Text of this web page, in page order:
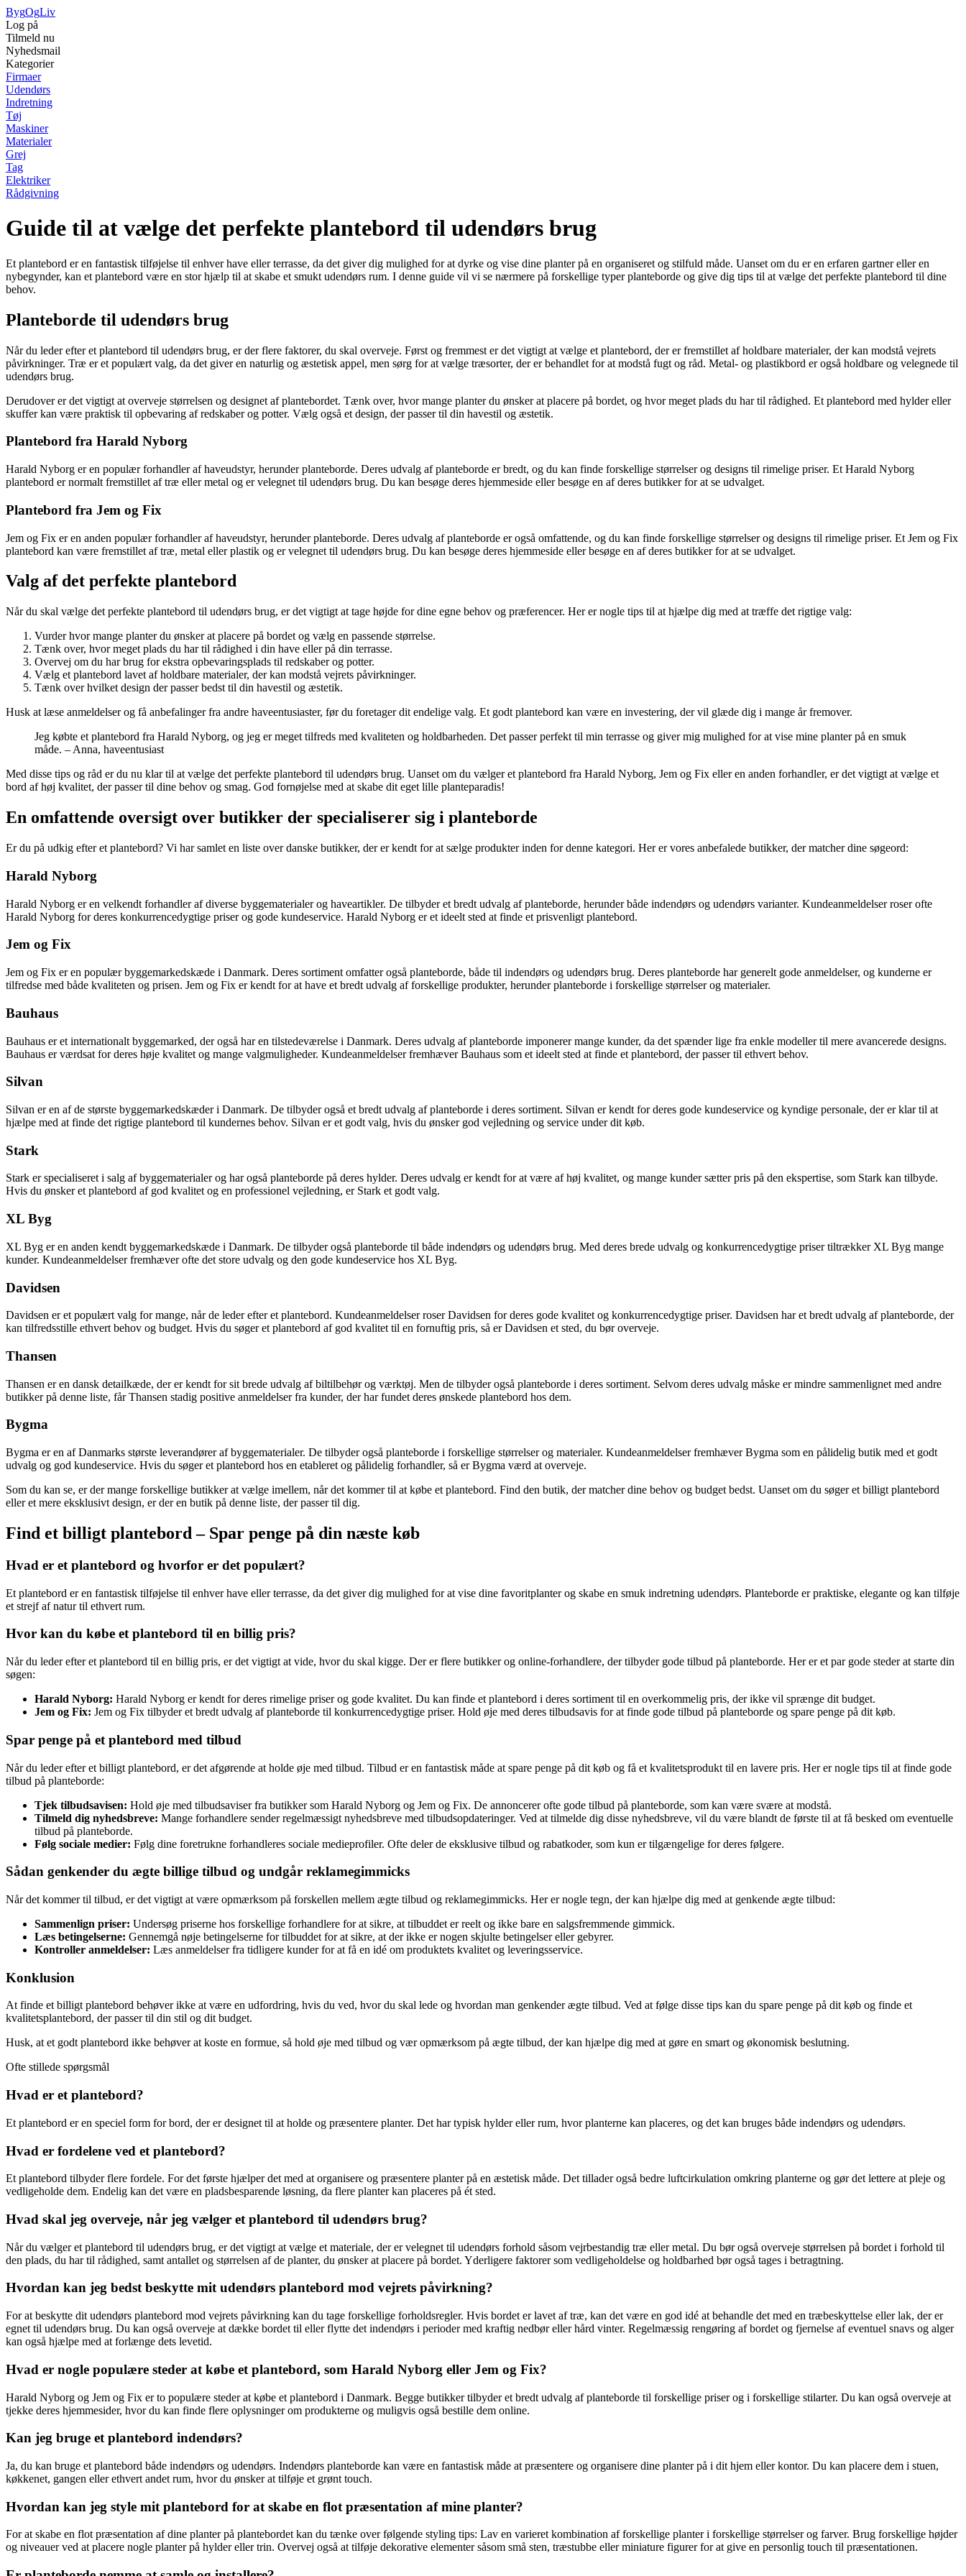
BygOgLiv
Log på
Tilmeld nu
Nyhedsmail
Kategorier
Firmaer
Udendørs
Indretning
Tøj
Maskiner
Materialer
Grej
Tag
Elektriker
Rådgivning
Guide til at vælge det perfekte plantebord til udendørs brug
Et plantebord er en fantastisk tilføjelse til enhver have eller terrasse, da det giver dig mulighed for at dyrke og vise dine planter på en organiseret og stilfuld måde. Uanset om du er en erfaren gartner eller en
nybegynder, kan et plantebord være en stor hjælp til at skabe et smukt udendørs rum. I denne guide vil vi se nærmere på forskellige typer planteborde og give dig tips til at vælge det perfekte plantebord til dine
behov.
Planteborde til udendørs brug
Når du leder efter et plantebord til udendørs brug, er der flere faktorer, du skal overveje. Først og fremmest er det vigtigt at vælge et plantebord, der er fremstillet af holdbare materialer, der kan modstå vejrets
påvirkninger. Træ er et populært valg, da det giver en naturlig og æstetisk appel, men sørg for at vælge træsorter, der er behandlet for at modstå fugt og råd. Metal- og plastikbord er også holdbare og velegnede til
udendørs brug.
Derudover er det vigtigt at overveje størrelsen og designet af plantebordet. Tænk over, hvor mange planter du ønsker at placere på bordet, og hvor meget plads du har til rådighed. Et plantebord med hylder eller
skuffer kan være praktisk til opbevaring af redskaber og potter. Vælg også et design, der passer til din havestil og æstetik.
Plantebord fra Harald Nyborg
Harald Nyborg er en populær forhandler af haveudstyr, herunder planteborde. Deres udvalg af planteborde er bredt, og du kan finde forskellige størrelser og designs til rimelige priser. Et Harald Nyborg
plantebord er normalt fremstillet af træ eller metal og er velegnet til udendørs brug. Du kan besøge deres hjemmeside eller besøge en af deres butikker for at se udvalget.
Plantebord fra Jem og Fix
Jem og Fix er en anden populær forhandler af haveudstyr, herunder planteborde. Deres udvalg af planteborde er også omfattende, og du kan finde forskellige størrelser og designs til rimelige priser. Et Jem og Fix
plantebord kan være fremstillet af træ, metal eller plastik og er velegnet til udendørs brug. Du kan besøge deres hjemmeside eller besøge en af deres butikker for at se udvalget.
Valg af det perfekte plantebord
Når du skal vælge det perfekte plantebord til udendørs brug, er det vigtigt at tage højde for dine egne behov og præferencer. Her er nogle tips til at hjælpe dig med at træffe det rigtige valg:
Vurder hvor mange planter du ønsker at placere på bordet og vælg en passende størrelse.
Tænk over, hvor meget plads du har til rådighed i din have eller på din terrasse.
Overvej om du har brug for ekstra opbevaringsplads til redskaber og potter.
Vælg et plantebord lavet af holdbare materialer, der kan modstå vejrets påvirkninger.
Tænk over hvilket design der passer bedst til din havestil og æstetik.
Husk at læse anmeldelser og få anbefalinger fra andre haveentusiaster, før du foretager dit endelige valg. Et godt plantebord kan være en investering, der vil glæde dig i mange år fremover.
Jeg købte et plantebord fra Harald Nyborg, og jeg er meget tilfreds med kvaliteten og holdbarheden. Det passer perfekt til min terrasse og giver mig mulighed for at vise mine planter på en smuk
måde. – Anna, haveentusiast
Med disse tips og råd er du nu klar til at vælge det perfekte plantebord til udendørs brug. Uanset om du vælger et plantebord fra Harald Nyborg, Jem og Fix eller en anden forhandler, er det vigtigt at vælge et
bord af høj kvalitet, der passer til dine behov og smag. God fornøjelse med at skabe dit eget lille planteparadis!
En omfattende oversigt over butikker der specialiserer sig i planteborde
Er du på udkig efter et plantebord? Vi har samlet en liste over danske butikker, der er kendt for at sælge produkter inden for denne kategori. Her er vores anbefalede butikker, der matcher dine søgeord:
Harald Nyborg
Harald Nyborg er en velkendt forhandler af diverse byggematerialer og haveartikler. De tilbyder et bredt udvalg af planteborde, herunder både indendørs og udendørs varianter. Kundeanmeldelser roser ofte
Harald Nyborg for deres konkurrencedygtige priser og gode kundeservice. Harald Nyborg er et ideelt sted at finde et prisvenligt plantebord.
Jem og Fix
Jem og Fix er en populær byggemarkedskæde i Danmark. Deres sortiment omfatter også planteborde, både til indendørs og udendørs brug. Deres planteborde har generelt gode anmeldelser, og kunderne er
tilfredse med både kvaliteten og prisen. Jem og Fix er kendt for at have et bredt udvalg af forskellige produkter, herunder planteborde i forskellige størrelser og materialer.
Bauhaus
Bauhaus er et internationalt byggemarked, der også har en tilstedeværelse i Danmark. Deres udvalg af planteborde imponerer mange kunder, da det spænder lige fra enkle modeller til mere avancerede designs.
Bauhaus er værdsat for deres høje kvalitet og mange valgmuligheder. Kundeanmeldelser fremhæver Bauhaus som et ideelt sted at finde et plantebord, der passer til ethvert behov.
Silvan
Silvan er en af ​​de største byggemarkedskæder i Danmark. De tilbyder også et bredt udvalg af planteborde i deres sortiment. Silvan er kendt for deres gode kundeservice og kyndige personale, der er klar til at
hjælpe med at finde det rigtige plantebord til kundernes behov. Silvan er et godt valg, hvis du ønsker god vejledning og service under dit køb.
Stark
Stark er specialiseret i salg af byggematerialer og har også planteborde på deres hylder. Deres udvalg er kendt for at være af høj kvalitet, og mange kunder sætter pris på den ekspertise, som Stark kan tilbyde.
Hvis du ønsker et plantebord af god kvalitet og en professionel vejledning, er Stark et godt valg.
XL Byg
XL Byg er en anden kendt byggemarkedskæde i Danmark. De tilbyder også planteborde til både indendørs og udendørs brug. Med deres brede udvalg og konkurrencedygtige priser tiltrækker XL Byg mange
kunder. Kundeanmeldelser fremhæver ofte det store udvalg og den gode kundeservice hos XL Byg.
Davidsen
Davidsen er et populært valg for mange, når de leder efter et plantebord. Kundeanmeldelser roser Davidsen for deres gode kvalitet og konkurrencedygtige priser. Davidsen har et bredt udvalg af planteborde, der
kan tilfredsstille ethvert behov og budget. Hvis du søger et plantebord af god kvalitet til en fornuftig pris, så er Davidsen et sted, du bør overveje.
Thansen
Thansen er en dansk detailkæde, der er kendt for sit brede udvalg af biltilbehør og værktøj. Men de tilbyder også planteborde i deres sortiment. Selvom deres udvalg måske er mindre sammenlignet med andre
butikker på denne liste, får Thansen stadig positive anmeldelser fra kunder, der har fundet deres ønskede plantebord hos dem.
Bygma
Bygma er en af Danmarks største leverandører af byggematerialer. De tilbyder også planteborde i forskellige størrelser og materialer. Kundeanmeldelser fremhæver Bygma som en pålidelig butik med et godt
udvalg og god kundeservice. Hvis du søger et plantebord hos en etableret og pålidelig forhandler, så er Bygma værd at overveje.
Som du kan se, er der mange forskellige butikker at vælge imellem, når det kommer til at købe et plantebord. Find den butik, der matcher dine behov og budget bedst. Uanset om du søger et billigt plantebord
eller et mere eksklusivt design, er der en butik på denne liste, der passer til dig.
Find et billigt plantebord – Spar penge på din næste køb
Hvad er et plantebord og hvorfor er det populært?
Et plantebord er en fantastisk tilføjelse til enhver have eller terrasse, da det giver dig mulighed for at vise dine favoritplanter og skabe en smuk indretning udendørs. Planteborde er praktiske, elegante og kan tilføje
et strejf af natur til ethvert rum.
Hvor kan du købe et plantebord til en billig pris?
Når du leder efter et plantebord til en billig pris, er det vigtigt at vide, hvor du skal kigge. Der er flere butikker og online-forhandlere, der tilbyder gode tilbud på planteborde. Her er et par gode steder at starte din
søgen:
Harald Nyborg: Harald Nyborg er kendt for deres rimelige priser og gode kvalitet. Du kan finde et plantebord i deres sortiment til en overkommelig pris, der ikke vil sprænge dit budget.
Jem og Fix: Jem og Fix tilbyder et bredt udvalg af planteborde til konkurrencedygtige priser. Hold øje med deres tilbudsavis for at finde gode tilbud på planteborde og spare penge på dit køb.
Spar penge på et plantebord med tilbud
Når du leder efter et billigt plantebord, er det afgørende at holde øje med tilbud. Tilbud er en fantastisk måde at spare penge på dit køb og få et kvalitetsprodukt til en lavere pris. Her er nogle tips til at finde gode
tilbud på planteborde:
Tjek tilbudsavisen: Hold øje med tilbudsaviser fra butikker som Harald Nyborg og Jem og Fix. De annoncerer ofte gode tilbud på planteborde, som kan være svære at modstå.
Tilmeld dig nyhedsbreve: Mange forhandlere sender regelmæssigt nyhedsbreve med tilbudsopdateringer. Ved at tilmelde dig disse nyhedsbreve, vil du være blandt de første til at få besked om eventuelle
tilbud på planteborde.
Følg sociale medier: Følg dine foretrukne forhandleres sociale medieprofiler. Ofte deler de eksklusive tilbud og rabatkoder, som kun er tilgængelige for deres følgere.
Sådan genkender du ægte billige tilbud og undgår reklamegimmicks
Når det kommer til tilbud, er det vigtigt at være opmærksom på forskellen mellem ægte tilbud og reklamegimmicks. Her er nogle tegn, der kan hjælpe dig med at genkende ægte tilbud:
Sammenlign priser: Undersøg priserne hos forskellige forhandlere for at sikre, at tilbuddet er reelt og ikke bare en salgsfremmende gimmick.
Læs betingelserne: Gennemgå nøje betingelserne for tilbuddet for at sikre, at der ikke er nogen skjulte betingelser eller gebyrer.
Kontroller anmeldelser: Læs anmeldelser fra tidligere kunder for at få en idé om produktets kvalitet og leveringsservice.
Konklusion
At finde et billigt plantebord behøver ikke at være en udfordring, hvis du ved, hvor du skal lede og hvordan man genkender ægte tilbud. Ved at følge disse tips kan du spare penge på dit køb og finde et
kvalitetsplantebord, der passer til din stil og dit budget.
Husk, at et godt plantebord ikke behøver at koste en formue, så hold øje med tilbud og vær opmærksom på ægte tilbud, der kan hjælpe dig med at gøre en smart og økonomisk beslutning.
Ofte stillede spørgsmål
Hvad er et plantebord?
Et plantebord er en speciel form for bord, der er designet til at holde og præsentere planter. Det har typisk hylder eller rum, hvor planterne kan placeres, og det kan bruges både indendørs og udendørs.
Hvad er fordelene ved et plantebord?
Et plantebord tilbyder flere fordele. For det første hjælper det med at organisere og præsentere planter på en æstetisk måde. Det tillader også bedre luftcirkulation omkring planterne og gør det lettere at pleje og
vedligeholde dem. Endelig kan det være en pladsbesparende løsning, da flere planter kan placeres på ét sted.
Hvad skal jeg overveje, når jeg vælger et plantebord til udendørs brug?
Når du vælger et plantebord til udendørs brug, er det vigtigt at vælge et materiale, der er velegnet til udendørs forhold såsom vejrbestandig træ eller metal. Du bør også overveje størrelsen på bordet i forhold til
den plads, du har til rådighed, samt antallet og størrelsen af de planter, du ønsker at placere på bordet. Yderligere faktorer som vedligeholdelse og holdbarhed bør også tages i betragtning.
Hvordan kan jeg bedst beskytte mit udendørs plantebord mod vejrets påvirkning?
For at beskytte dit udendørs plantebord mod vejrets påvirkning kan du tage forskellige forholdsregler. Hvis bordet er lavet af træ, kan det være en god idé at behandle det med en træbeskyttelse eller lak, der er
egnet til udendørs brug. Du kan også overveje at dække bordet til eller flytte det indendørs i perioder med kraftig nedbør eller hård vinter. Regelmæssig rengøring af bordet og fjernelse af eventuel snavs og alger
kan også hjælpe med at forlænge dets levetid.
Hvad er nogle populære steder at købe et plantebord, som Harald Nyborg eller Jem og Fix?
Harald Nyborg og Jem og Fix er to populære steder at købe et plantebord i Danmark. Begge butikker tilbyder et bredt udvalg af planteborde til forskellige priser og i forskellige stilarter. Du kan også overveje at
tjekke deres hjemmesider, hvor du kan finde flere oplysninger om produkterne og muligvis også bestille dem online.
Kan jeg bruge et plantebord indendørs?
Ja, du kan bruge et plantebord både indendørs og udendørs. Indendørs planteborde kan være en fantastisk måde at præsentere og organisere dine planter på i dit hjem eller kontor. Du kan placere dem i stuen,
køkkenet, gangen eller ethvert andet rum, hvor du ønsker at tilføje et grønt touch.
Hvordan kan jeg style mit plantebord for at skabe en flot præsentation af mine planter?
For at skabe en flot præsentation af dine planter på plantebordet kan du tænke over følgende styling tips: Lav en varieret kombination af forskellige planter i forskellige størrelser og farver. Brug forskellige højder
og niveauer ved at placere nogle planter på hylder eller trin. Overvej også at tilføje dekorative elementer såsom små sten, træstubbe eller miniature figurer for at give en personlig touch til præsentationen.